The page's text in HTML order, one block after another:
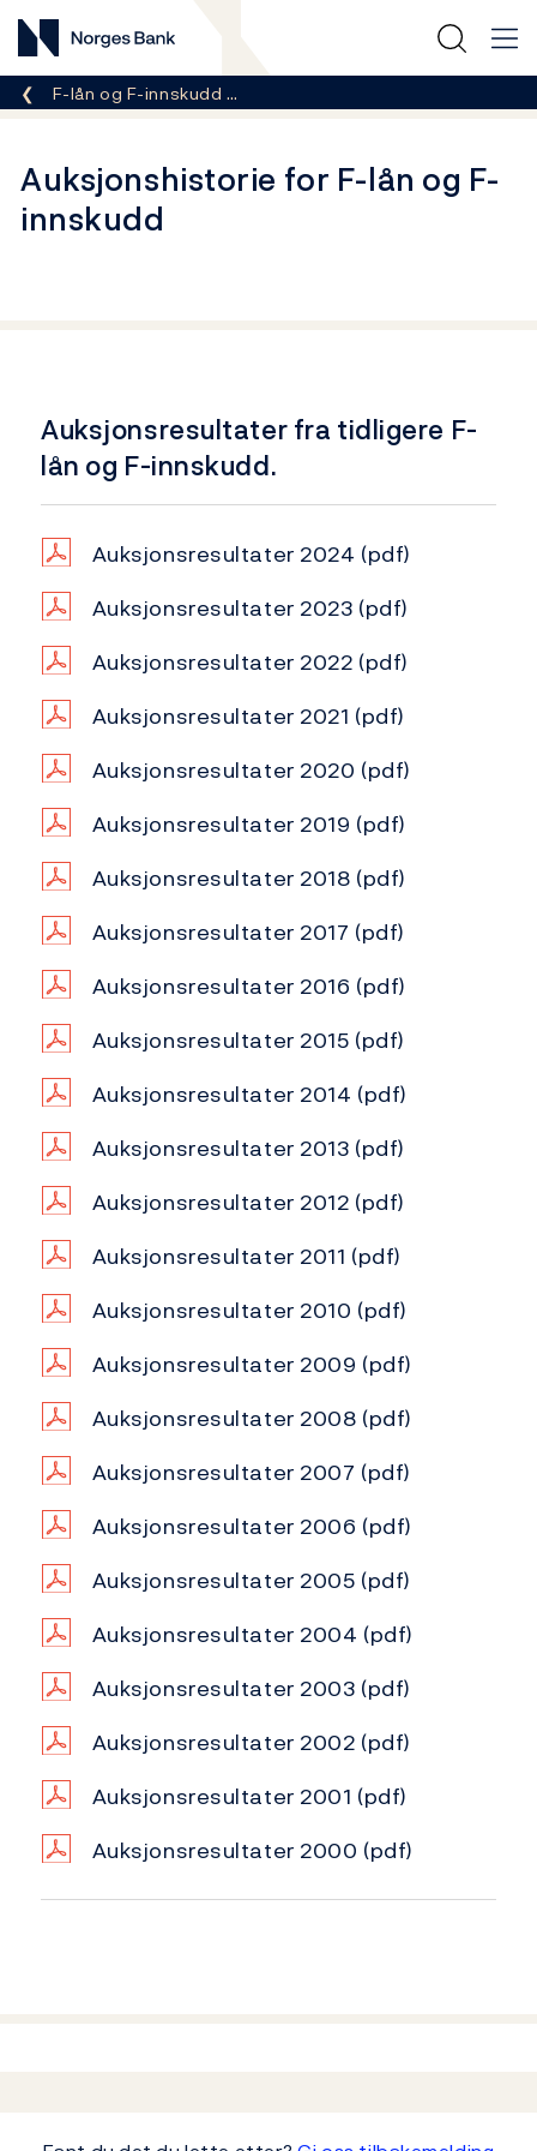
Norges Bank
Her er du nå:
F-lån og F-innskudd …
Auksjonshistorie for F-lån og F-
innskudd
Auksjonsresultater fra tidligere F-
lån og F-innskudd.
Auksjonsresultater 2024 (pdf)
Auksjonsresultater 2023 (pdf)
Auksjonsresultater 2022 (pdf)
Auksjonsresultater 2021 (pdf)
Auksjonsresultater 2020 (pdf)
Auksjonsresultater 2019 (pdf)
Auksjonsresultater 2018 (pdf)
Auksjonsresultater 2017 (pdf)
Auksjonsresultater 2016 (pdf)
Auksjonsresultater 2015 (pdf)
Auksjonsresultater 2014 (pdf)
Auksjonsresultater 2013 (pdf)
Auksjonsresultater 2012 (pdf)
Auksjonsresultater 2011 (pdf)
Auksjonsresultater 2010 (pdf)
Auksjonsresultater 2009 (pdf)
Auksjonsresultater 2008 (pdf)
Auksjonsresultater 2007 (pdf)
Auksjonsresultater 2006 (pdf)
Auksjonsresultater 2005 (pdf)
Auksjonsresultater 2004 (pdf)
Auksjonsresultater 2003 (pdf)
Auksjonsresultater 2002 (pdf)
Auksjonsresultater 2001 (pdf)
Auksjonsresultater 2000 (pdf)